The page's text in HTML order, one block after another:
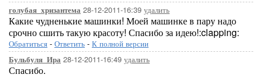
голубая_хризантема 28-12-2011-16:39 удалить
Какие чудненькие машинки! Моей машинке в пару надо
срочно сшить такую красоту! Спасибо за идею!:clapping:
Обратиться - Ответить - К полной версии
Бульбуля_Ира 28-12-2011-16:49 удалить
Спасибо.